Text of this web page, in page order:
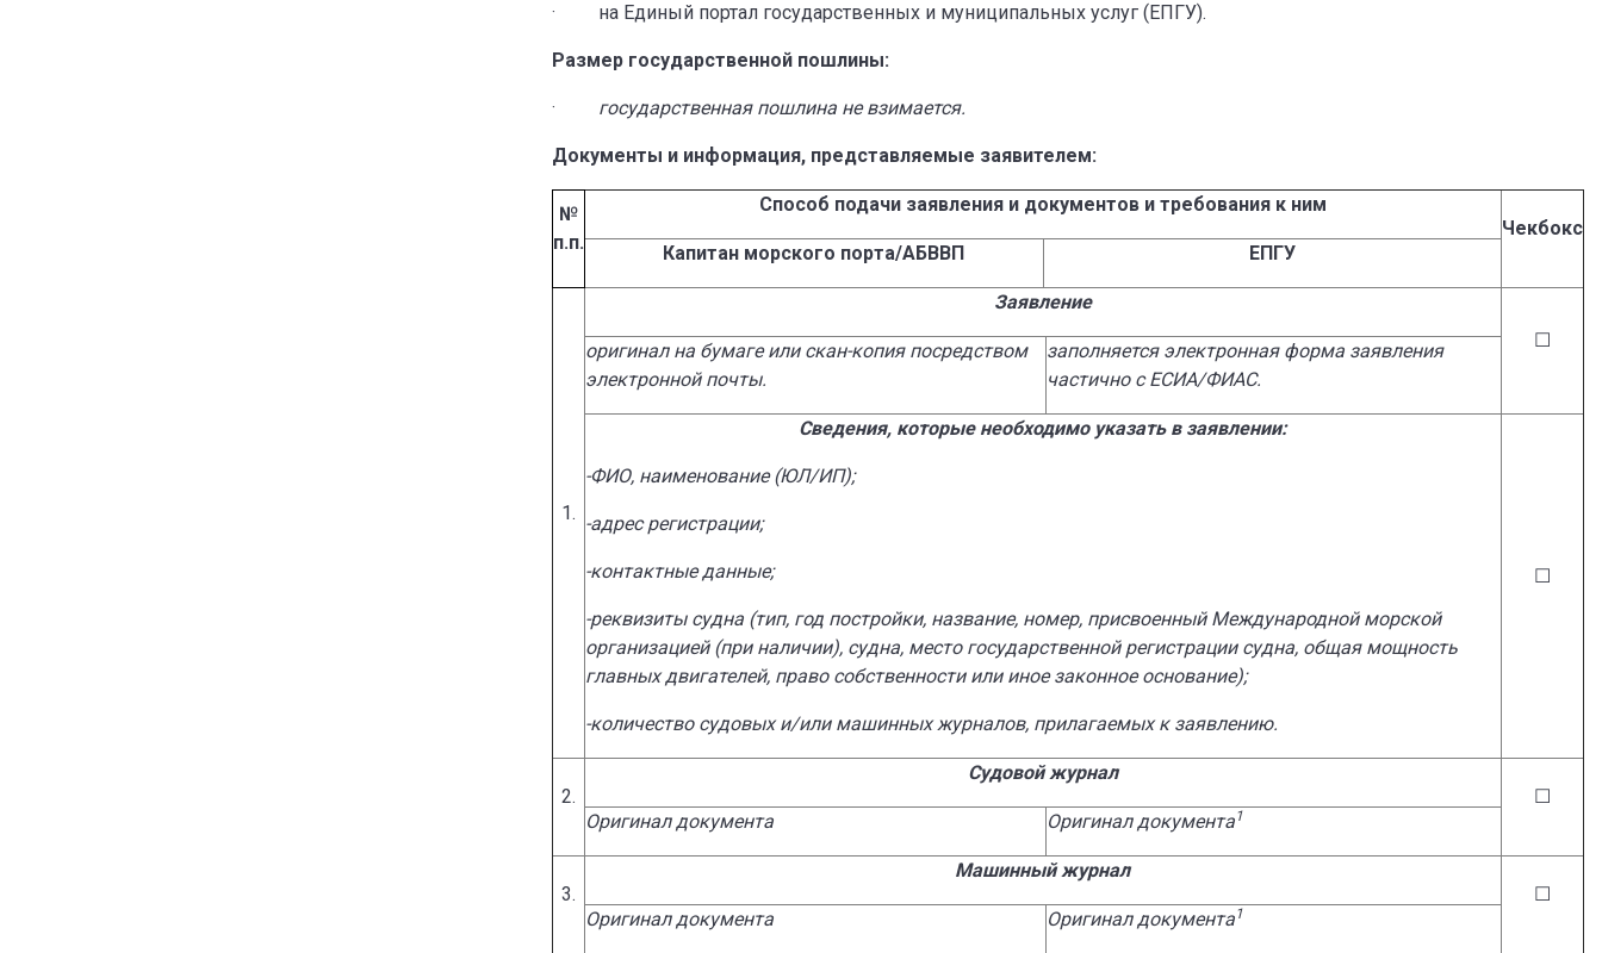
· на Единый портал государственных и муниципальных услуг (ЕПГУ).
Размер государственной пошлины:
· государственная пошлина не взимается.
Документы и информация, представляемые заявителем:
№
п.п.
Способ подачи заявления и документов и требования к ним
Чекбокс
Капитан морского порта/АБВВП
ЕПГУ
1.
Заявление
☐
оригинал на бумаге или скан-копия посредством
электронной почты.
заполняется электроннаяформа заявления
частично с ЕСИА/ФИАС.
Сведения, которые необходимо указать в заявлении:
-ФИО, наименование (ЮЛ/ИП);
-адрес регистрации;
-контактные данные;
-реквизиты судна (тип, год постройки, название, номер, присвоенный Международной морской
организацией (при наличии), судна, место государственной регистрации судна, общая мощность
главных двигателей, право собственности или иное законное основание);
-количество судовых и/или машинных журналов, прилагаемых к заявлению.
☐
2.
Судовой журнал
☐
Оригинал документа
Оригинал документа1
3.
Машинный журнал
☐
Оригинал документа
Оригинал документа1